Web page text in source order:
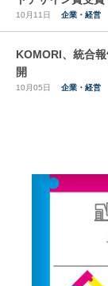
10月11日 企業・経営
KOMORI、統合
開
10月05日 企業・経営